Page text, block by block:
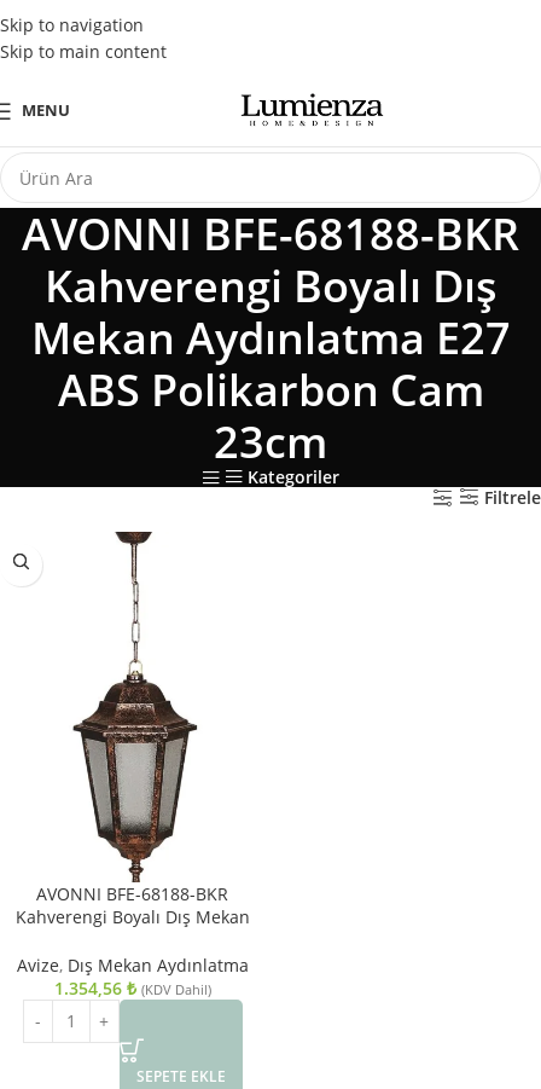
Skip to navigation
Skip to main content
Tüm Kredi Kartlarına Peşin Fiyatına 3 Taksit Fırsatı
MENU
AVONNI BFE-68188-BKR
Kahverengi Boyalı Dış
Mekan Aydınlatma E27
ABS Polikarbon Cam
23cm
Kategoriler
Filtrele
AVONNI BFE-68188-BKR
Kahverengi Boyalı Dış Mekan
Cam 23cm
Avize, Dış Mekan Aydınlatma
1.354,56 ₺ (KDV Dahil)
SEPETE EKLE